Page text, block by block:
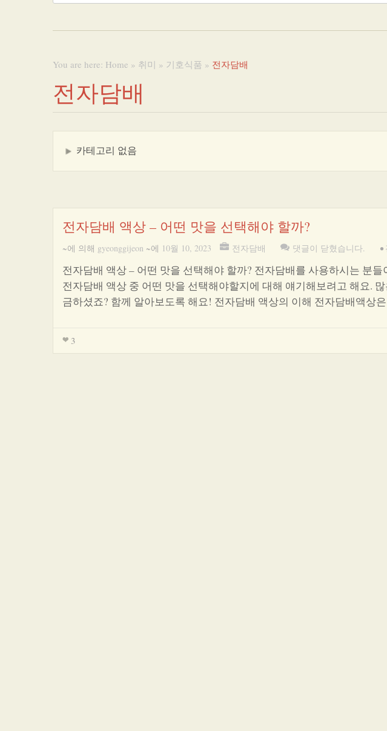
You are here: Home » 취미 » 기호식품 » 전자담배
전자담배
카테고리 없음
전자담배 액상 – 어떤 맛을 선택해야 할까?
~에 의해 gyeonggijeon ~에 10월 10, 2023 전자담배 댓글이 닫혔습니다. •
전자담배 액상 – 어떤 맛을 선택해야 할까? 전자담배를 사용하시는 분
전자담배 액상 중 어떤 맛을 선택해야할지에 대해 얘기해보려고 해요.
금하셨죠? 함께 알아보도록 해요! 전자담배 액상의 이해 전자담배액상
3